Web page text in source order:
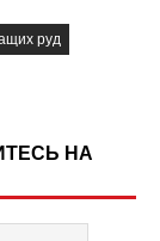
руд
НА